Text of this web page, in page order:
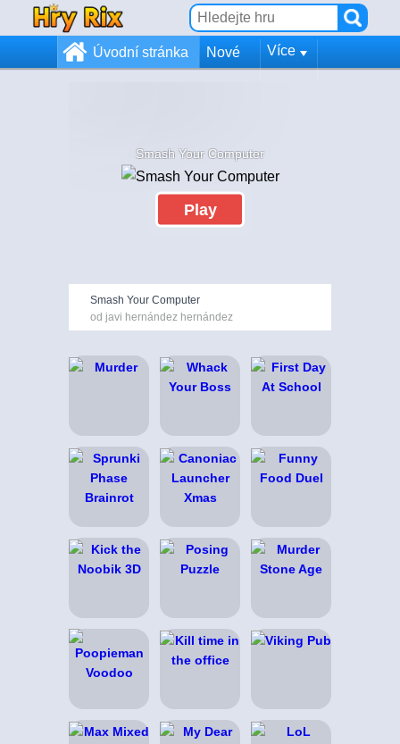
Úvodní stránka Nové Více
Smash Your Computer
Play
Smash Your Computer
od javi hernández hernández